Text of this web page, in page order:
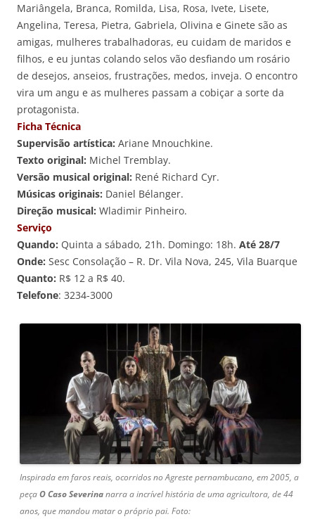
Mariângela, Branca, Romilda, Lisa, Rosa, Ivete, Lisete,
Angelina, Teresa, Pietra, Gabriela, Olivina e Ginete são as
amigas, mulheres trabalhadoras, eu cuidam de maridos e
filhos, e eu juntas colando selos vão desfiando um rosário
de desejos, anseios, frustrações, medos, inveja. O encontro
vira um angu e as mulheres passam a cobiçar a sorte da
protagonista.
Ficha Técnica
Supervisão artística: Ariane Mnouchkine.
Texto original: Michel Tremblay.
Versão musical original: René Richard Cyr.
Músicas originais: Daniel Bélanger.
Direção musical: Wladimir Pinheiro.
Serviço
Quando: Quinta a sábado, 21h. Domingo: 18h. Até 28/7
Onde: Sesc Consolação – R. Dr. Vila Nova, 245, Vila Buarque
Quanto: R$ 12 a R$ 40.
Telefone: 3234-3000
Inspirada em faros reais, ocorridos no Agreste pernambucano, em 2005, a
peçaO Caso Severinanarra a incrível história de uma agricultora, de 44
anos, que mandou matar o próprio pai. Foto: